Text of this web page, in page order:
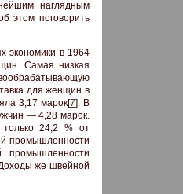
наглядным
этом поговорить
экономики в 1964
Самая низкая
для женщин в
3,17 марок[7]. В
— 4,28 марок.
24,2 % от
промышленности
же швейной